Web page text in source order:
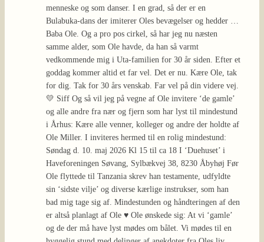
menneske og som danser. I en grad, så der er en
Bulabuka-dans der imiterer Oles bevægelser og hedder …
Baba Ole. Og a pro pos cirkel, så har jeg nu næsten
samme alder, som Ole havde, da han så varmt
vedkommende mig i Uta-familien for 30 år siden. Efter et
goddag kommer altid et far vel. Det er nu. Kære Ole, tak
for dig. Tak for 30 års venskab. Far vel på din videre vej.
💛 Siff Og så vil jeg på vegne af Ole invitere ‘de gamle’
og alle andre fra nær og fjern som har lyst til mindestund
i Århus: Kære alle venner, kolleger og andre der holdte af
Ole Miller. I inviteres hermed til en rolig mindestund:
Søndag d. 10. maj 2026 Kl 15 til ca 18 I ‘Duehuset’ i
Haveforeningen Søvang, Sylbækvej 38, 8230 Åbyhøj Før
Ole flyttede til Tanzania skrev han testamente, udfyldte
sin ‘sidste vilje’ og diverse kærlige instrukser, som han
bad mig tage sig af. Mindestunden og håndteringen af den
er altså planlagt af Ole ♥️ Ole ønskede sig: At vi ‘gamle’
og de der må have lyst mødes om bålet. Vi mødes til en